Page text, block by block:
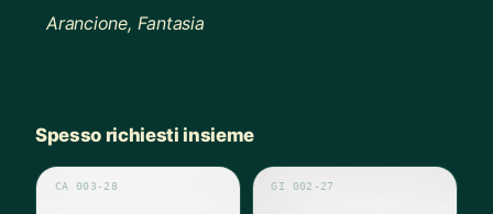
Arancione, Fantasia
Spesso richiesti insieme
CA 003-28 GI 002-27